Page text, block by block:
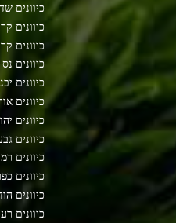
כיוונים
כיוונים
כיוונים
כיוונים
כיוונים
כיוונים
כיוונים
כיוונים
כיוונים
כיוונים
כיוונים
כיוונים